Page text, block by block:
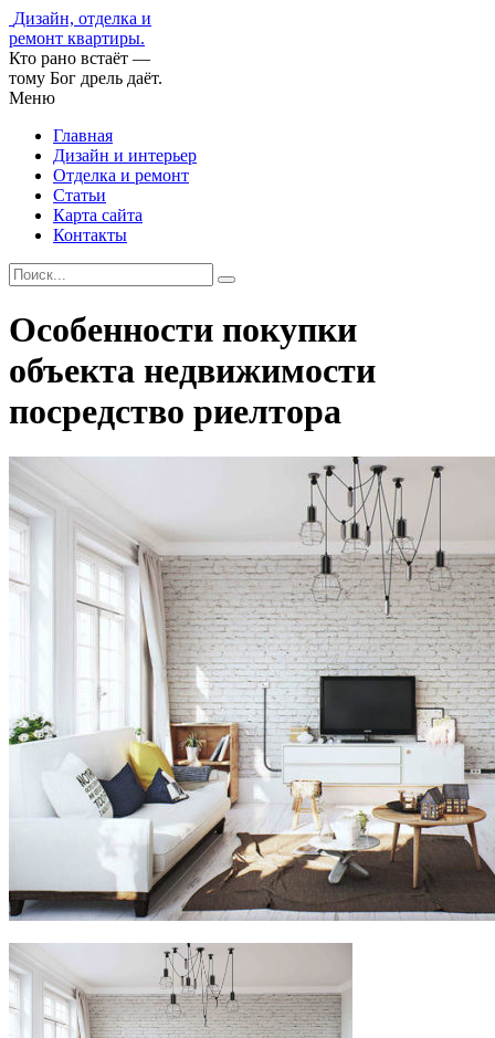
Дизайн, отделка и
ремонт квартиры.
Кто рано встаёт —
тому Бог дрель даёт.
Меню
Главная
Дизайн и интерьер
Отделка и ремонт
Статьи
Карта сайта
Контакты
Особенности покупки
объекта недвижимости
посредство риелтора